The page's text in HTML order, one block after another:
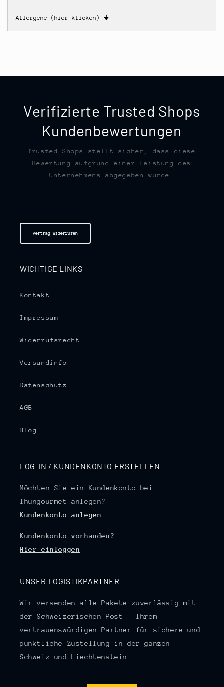
Allergene (hier klicken) 🠋
Verifizierte Trusted Shops
Kundenbewertungen
Trusted Shops stellt sicher, dass diese
Bewertung aufgrund einer Leistung des
Unternehmens abgegeben wurde.
Vertrag widerrufen
WICHTIGE LINKS
Kontakt
Impressum
Widerrufsrecht
Versandinfo
Datenschutz
AGB
Blog
LOG-IN / KUNDENKONTO ERSTELLEN
Möchten Sie ein Kundenkonto bei
Thungourmet anlegen?
Kundenkonto anlegen
Kundenkonto vorhanden?
Hier einloggen
UNSER LOGISTIKPARTNER
Wir versenden alle Pakete zuverlässig mit
der Schweizerischen Post – Ihrem
vertrauenswürdigen Partner für sichere und
pünktliche Zustellung in der ganzen
Schweiz und Liechtenstein.